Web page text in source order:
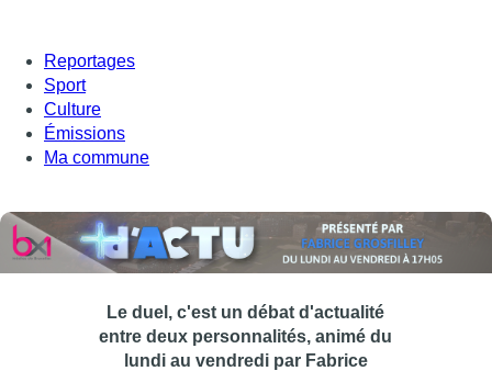
Reportages
Sport
Culture
Émissions
Ma commune
Le duel, c'est un débat d'actualité
entre deux personnalités, animé du
lundi au vendredi par Fabrice